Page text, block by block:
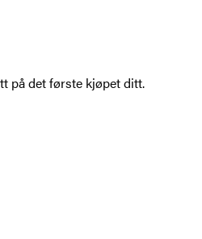
på det første kjøpet ditt.